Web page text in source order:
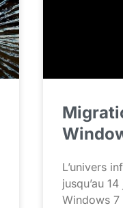
L’univers
jusqu’au
Windows 7